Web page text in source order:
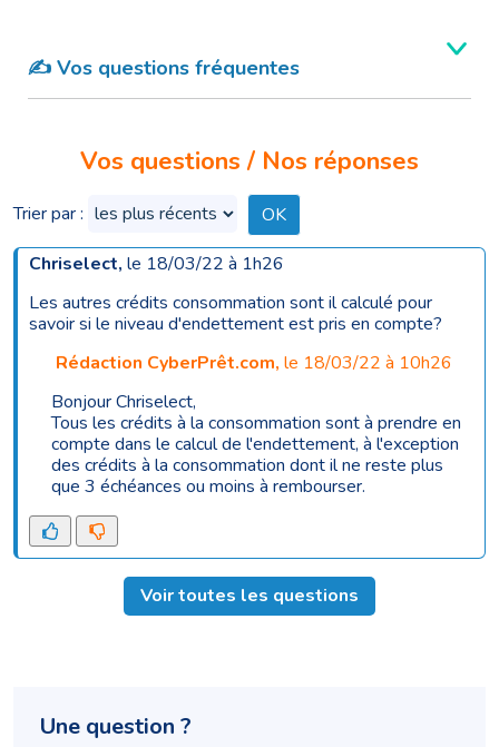
✍️ Vos questions fréquentes
Vos questions / Nos réponses
Trier par :
Chriselect, le 18/03/22 à 1h26
Les autres crédits consommation sont il calculé pour
savoir si le niveau d'endettement est pris en compte?
Rédaction CyberPrêt.com, le 18/03/22 à 10h26
Bonjour Chriselect,
Tous les crédits à la consommation sont à prendre en
compte dans le calcul de l'endettement, à l'exception
des crédits à la consommation dont il ne reste plus
que 3 échéances ou moins à rembourser.
Voir toutes les questions
Une question ?